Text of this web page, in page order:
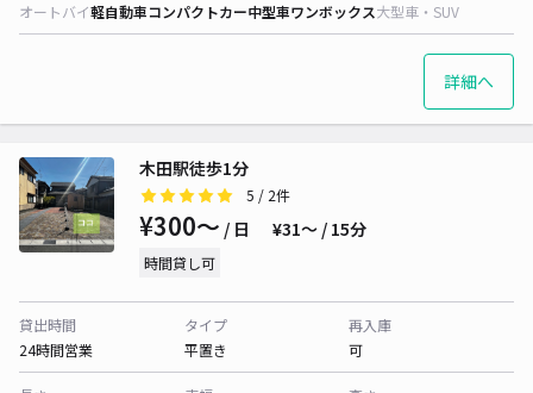
オートバイ軽自動車コンパクトカー中型車ワンボックス大型車・SUV
詳細へ
木田駅徒歩1分
5 / 2件
¥300〜 / 日 ¥31〜 / 15分
時間貸し可
貸出時間
24時間営業
タイプ
平置き
再入庫
可